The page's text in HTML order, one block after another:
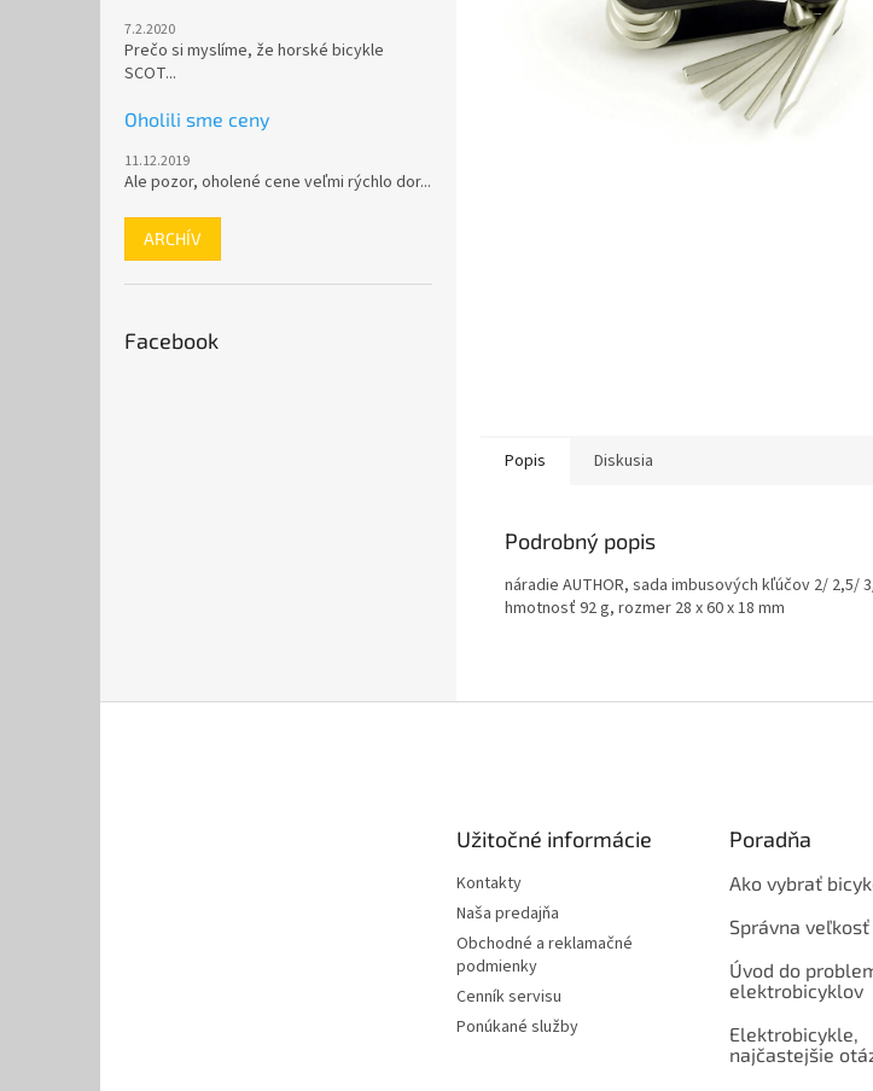
7.2.2020
Prečo si myslíme, že horské bicykle
SCOT...
Oholili sme ceny
11.12.2019
Ale pozor, oholené cene veľmi rýchlo dor...
ARCHÍV
Facebook
Popis Diskusia
Podrobný popis
náradie AUTHOR, sada imbusových kľúčov 2/
hmotnosť 92 g, rozmer 28 x 60 x 18 mm
Užitočné informácie
Kontakty
Naša predajňa
Obchodné a reklamačné
podmienky
Cenník servisu
Ponúkané služby
Poradňa
Ako vybrať
Správna
Úvod do
elektrobicyklov
Elektrobicykle,
najčastejšie